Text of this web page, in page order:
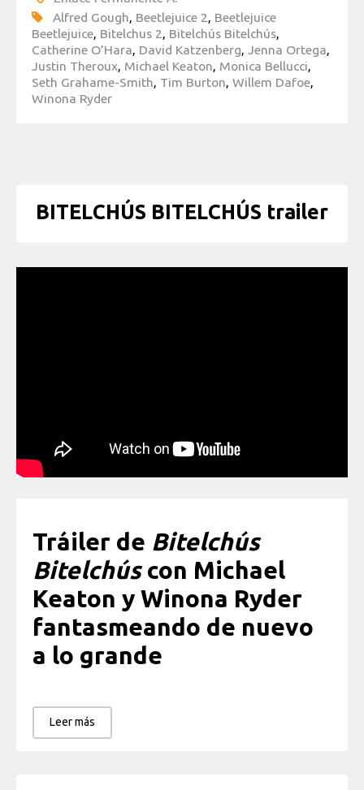
Alfred Gough, Beetlejuice 2, Beetlejuice
Beetlejuice, Bitelchus 2, Bitelchús Bitelchús,
Catherine O’Hara, David Katzenberg, Jenna Ortega,
Justin Theroux, Michael Keaton, Monica Bellucci,
Seth Grahame-Smith, Tim Burton, Willem Dafoe,
Winona Ryder
BITELCHÚS BITELCHÚS trailer
Tráiler de Bitelchús
Bitelchúscon Michael
Keaton y Winona Ryder
fantasmeando de nuevo
a lo grande
Leer más